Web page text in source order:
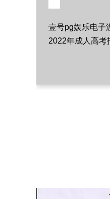
壹号pg娱乐电子
2022年成人高考